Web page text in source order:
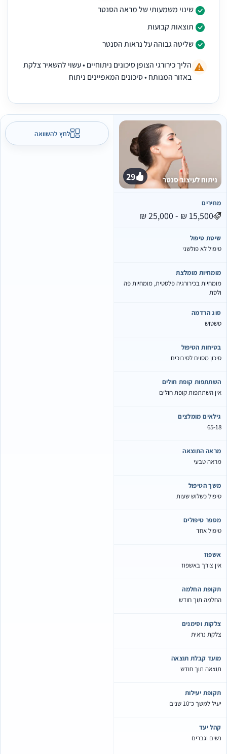
שינוי משמעותי של מראה הסנטר
תוצאות קבועות
שליטה גבוהה על נראות הסנטר
הליך כירורגי הצופן סיכונים ניתוחיים • עשוי להשאיר צלקת
באזור המנותח • סיכונים המאפיינים ניתוח
לחץ להשוואה
ניתוח לעיצוב סנטר 29
‏15,500 ₪ - ‏25,000 ₪
טיפול
לא פולשני
מומלצת
בכירורגיה פלסטית, מומחיות פה
הרדמה
הטיפול
מסוים לסיבוכים
קופת חולים
השתתפות קופת חולים
מומלצים
65-
התוצאה
טבעי
הטיפול
כשלוש שעות
טיפולים
אחד
צורך באשפוז
החלמה
תוך חודש
וסימנים
נראית
קבלת תוצאה
תוך חודש
יעילות
למשך כ־10 שנים
יעד
וגברים